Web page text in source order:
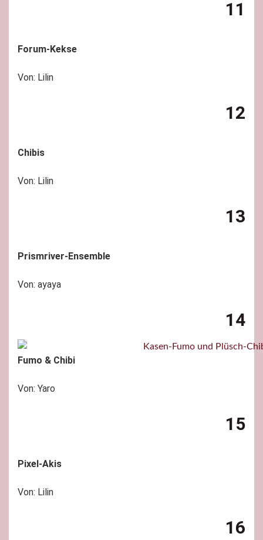
11
Forum-Kekse
Von: Lilin
12
Chibis
Von: Lilin
13
Prismriver-Ensemble
Von: ayaya
14
Fumo & Chibi
Von: Yaro
15
Pixel-Akis
Von: Lilin
16